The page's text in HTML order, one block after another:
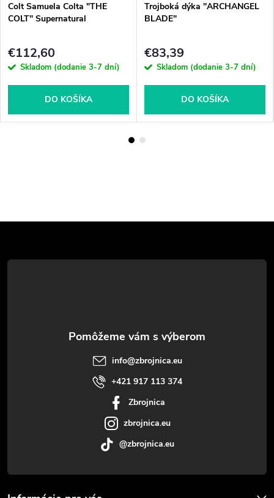
Colt Samuela Colta "THE
COLT" Supernatural
€112,60
Skladom (dodanie 3-7 dní)
DO KOŠÍKA
Trojboká dýka "ARCHANGEL
BLADE"
€83,39
Skladom (dodanie 3-7 dní)
DO KOŠÍKA
á
info@zbrojnica.eu
+421 917 113 374
Zbrojnica
zbrojnica.eu
@zbrojnica.eu